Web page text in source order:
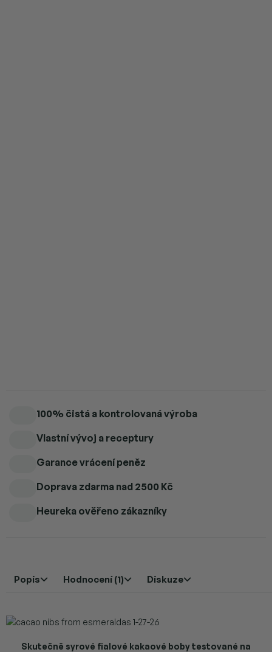
100% čistá a kontrolovaná výroba
Vlastní vývoj a receptury
Garance vrácení peněz
Doprava zdarma nad 2500 Kč
Heureka ověřeno zákazníky
Popis Hodnocení (1) Diskuze
Skutečně syrové fialové kakaové boby testované na